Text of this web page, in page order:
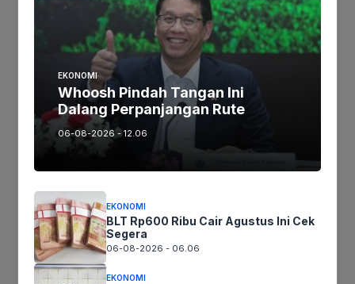
Ruas yang wajib ditandai*
Komentar*
Nama*
EKONOMI
Whoosh Pindah Tangan Ini
Dalang Perpanjangan Rute
06-08-2026 - 12.06
EKONOMI
BLT Rp600 Ribu Cair Agustus Ini Cek
Segera
06-08-2026 - 06.06
EKONOMI